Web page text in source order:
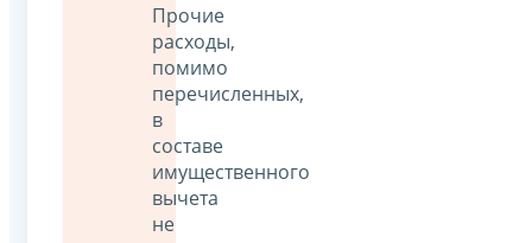
Прочие
расходы,
помимо
перечисленных,
в
составе
имущественного
вычета
не